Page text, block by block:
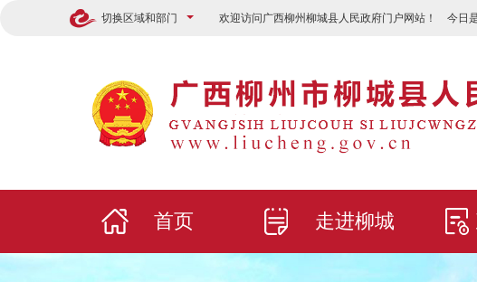
切换区域和部门 欢迎访问广西柳州柳城县人民政府门户网站！ 今日是
首页 走进柳城